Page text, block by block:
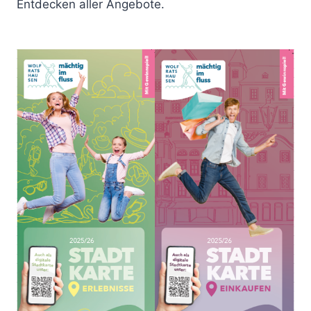
Entdecken aller Angebote.